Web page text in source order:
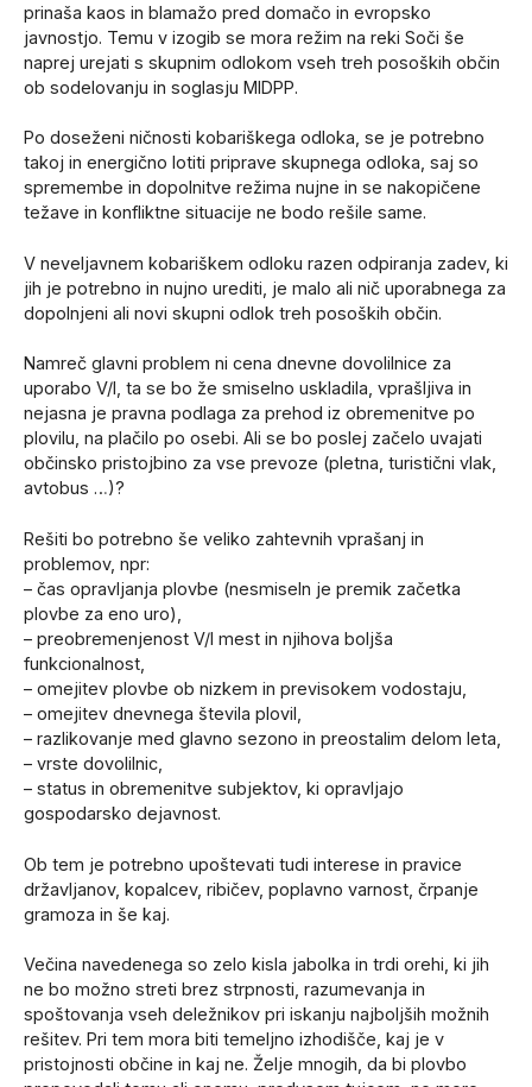
prinaša kaos in blamažo pred domačo in evropsko
javnostjo. Temu v izogib se mora režim na reki Soči še
naprej urejati s skupnim odlokom vseh treh posoških občin
ob sodelovanju in soglasju MIDPP.
Po doseženi ničnosti kobariškega odloka, se je potrebno
takoj in energično lotiti priprave skupnega odloka, saj so
spremembe in dopolnitve režima nujne in se nakopičene
težave in konfliktne situacije ne bodo rešile same.
V neveljavnem kobariškem odloku razen odpiranja zadev, ki
jih je potrebno in nujno urediti, je malo ali nič uporabnega za
dopolnjeni ali novi skupni odlok treh posoških občin.
Namreč glavni problem ni cena dnevne dovolilnice za
uporabo V/I, ta se bo že smiselno uskladila, vprašljiva in
nejasna je pravna podlaga za prehod iz obremenitve po
plovilu, na plačilo po osebi. Ali se bo poslej začelo uvajati
občinsko pristojbino za vse prevoze (pletna, turistični vlak,
avtobus …)?
Rešiti bo potrebno še veliko zahtevnih vprašanj in
problemov, npr:
– čas opravljanja plovbe (nesmiseln je premik začetka
plovbe za eno uro),
– preobremenjenost V/I mest in njihova boljša
funkcionalnost,
– omejitev plovbe ob nizkem in previsokem vodostaju,
– omejitev dnevnega števila plovil,
– razlikovanje med glavno sezono in preostalim delom leta,
– vrste dovolilnic,
– status in obremenitve subjektov, ki opravljajo
gospodarsko dejavnost.
Ob tem je potrebno upoštevati tudi interese in pravice
državljanov, kopalcev, ribičev, poplavno varnost, črpanje
gramoza in še kaj.
Večina navedenega so zelo kisla jabolka in trdi orehi, ki jih
ne bo možno streti brez strpnosti, razumevanja in
spoštovanja vseh deležnikov pri iskanju najboljših možnih
rešitev. Pri tem mora biti temeljno izhodišče, kaj je v
pristojnosti občine in kaj ne. Želje mnogih, da bi plovbo